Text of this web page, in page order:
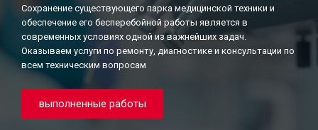
Сохранение существующего парка медицинской техники и
обеспечение его бесперебойной работы является в
современных условиях одной из важнейших задач.
Оказываем услуги по ремонту, диагностике и консультации по
всем техническим вопросам
выполненные работы